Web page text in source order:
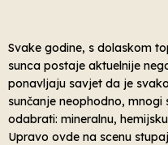
Svake godine, s dolaskom
sunca postaje aktuelnije
ponavljaju savjet da je
sunčanje neophodno,
odabrati: mineralnu,
Upravo ovde na scenu